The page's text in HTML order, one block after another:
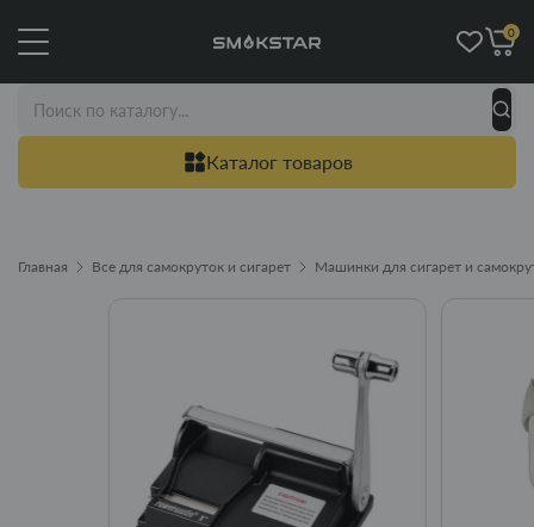
Каталог товаров
0
Главная Все для самокруток и сигарет Машинки для сигарет и